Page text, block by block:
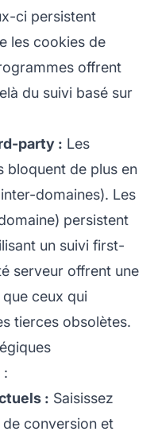
ci persistent
les cookies de
offrent
du suivi basé sur
party : Les
bloquent de plus en
domaines). Les
persistent
un suivi first-
serveur offrent une
ceux qui
tierces obsolètes.
:
: Saisissez
conversion et